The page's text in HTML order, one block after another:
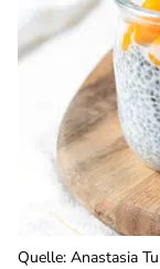
Quelle: Anastasia